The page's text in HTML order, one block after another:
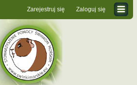
Zaloguj się
Zarejestruj się